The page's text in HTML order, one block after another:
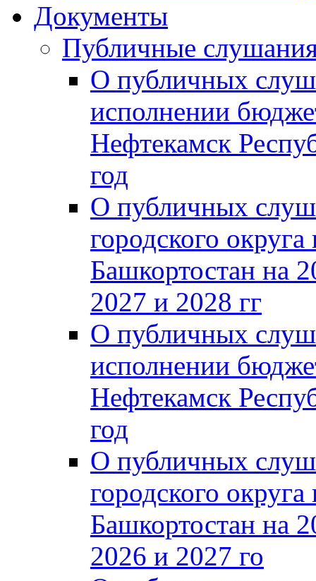
Документы
Публичные
О публичных
исполнении
Нефтекамск
год
О публичных
городского
Башкортостан на
2027 и 2028 гг
О публичных
исполнении
Нефтекамск
год
О публичных
городского
Башкортостан на
2026 и 2027 го